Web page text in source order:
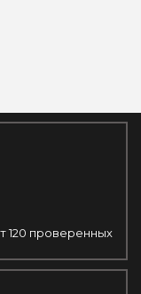
120 проверенных